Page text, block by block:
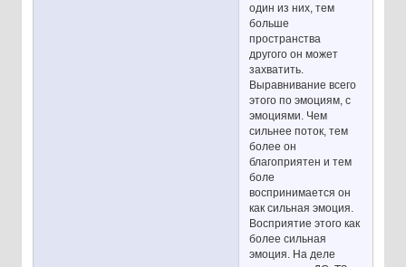
один из них, тем
больше
пространства
другого он может
захватить.
Выравнивание всего
этого по эмоциям, с
эмоциями. Чем
сильнее поток, тем
более он
благоприятен и тем
боле
воспринимается он
как сильная эмоция.
Восприятие этого как
более сильная
эмоция. На деле